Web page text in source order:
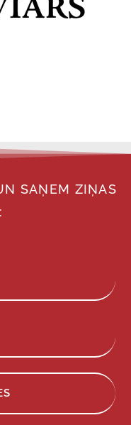
SAŅEM ZIŅAS